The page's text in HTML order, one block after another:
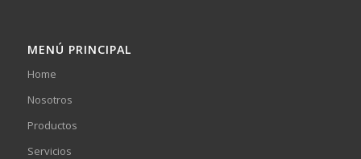
MENÚ PRINCIPAL
Home
Nosotros
Productos
Servicios